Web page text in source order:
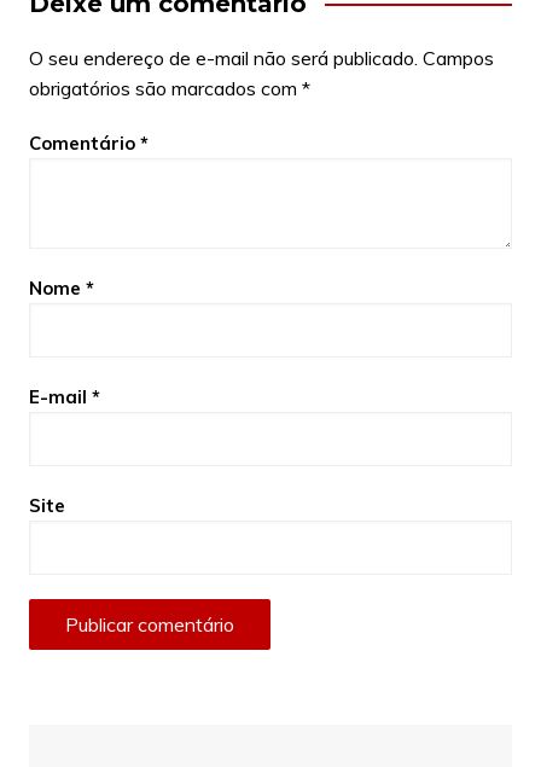
O seu endereço de e-mail não será publicado. Campos
obrigatórios são marcados com *
Comentário *
Nome *
E-mail *
Site